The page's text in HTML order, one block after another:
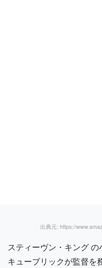
出典元: https://
スティーヴン・キング
キューブリックが監督を